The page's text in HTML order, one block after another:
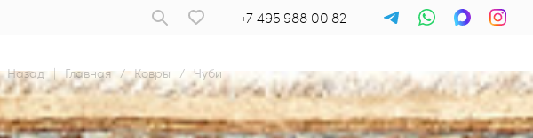
+7 495 988 00 82
Назад | Главная / Ковры / Чуби